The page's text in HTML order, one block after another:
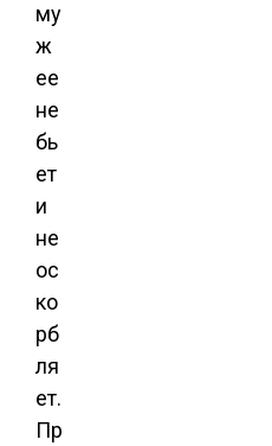
му
ж
ее
не
бь
ет
и
не
ос
ко
рб
ля
ет.
Пр